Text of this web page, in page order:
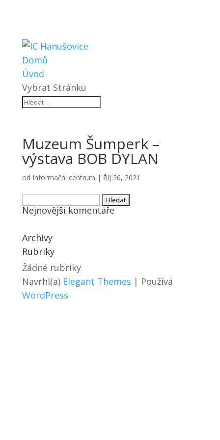
Domů
Úvod
Vybrat Stránku
Muzeum Šumperk –
výstava BOB DYLAN
od Informační centrum | Říj 26, 2021
Vyhledávání
Nejnovější komentáře
Archivy
Rubriky
Žádné rubriky
Navrhl(a) Elegant Themes | Používá
WordPress